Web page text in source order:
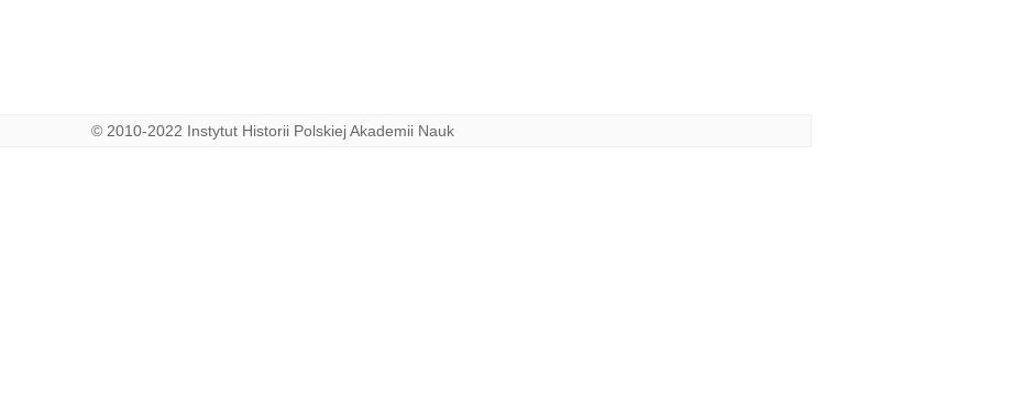
© 2010-2022 Instytut Historii Polskiej Akademii Nauk